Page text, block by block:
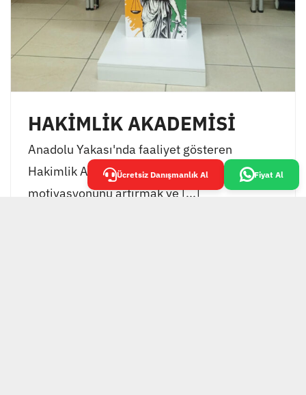
HAKİMLİK AKADEMİSİ
Anadolu Yakası'nda faaliyet gösteren
Hakimlik Akademisi, öğrencilerinin
motivasyonunu artırmak ve [...]
Ücretsiz Danışmanlık Al Fiyat Al